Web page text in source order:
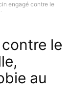
engagé contre le
le
au